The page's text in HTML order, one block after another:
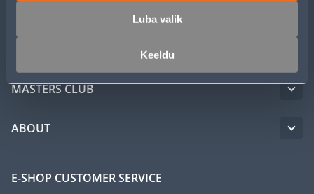
Luba valik
Keeldu
MASTERS CLUB
ABOUT
E-SHOP CUSTOMER SERVICE